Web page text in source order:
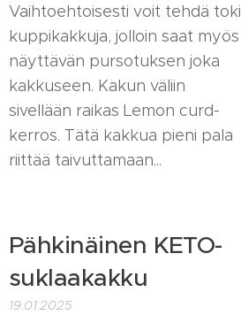
Vaihtoehtoisesti voit tehdä toki
kuppikakkuja, jolloin saat myös
näyttävän pursotuksen joka
kakkuseen. Kakun väliin
sivellään raikas Lemon curd-
kerros. Tätä kakkua pieni pala
riittää taivuttamaan...
Pähkinäinen KETO-
suklaakakku
19.01.2025